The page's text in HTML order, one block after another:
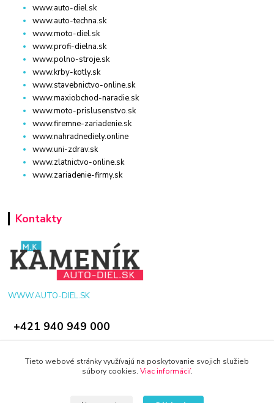
www.auto-diel.sk
www.auto-techna.sk
www.moto-diel.sk
www.profi-dielna.sk
www.polno-stroje.sk
www.krby-kotly.sk
www.stavebnictvo-online.sk
www.maxiobchod-naradie.sk
www.moto-prislusenstvo.sk
www.firemne-zariadenie.sk
www.nahradnediely.online
www.uni-zdrav.sk
www.zlatnictvo-online.sk
www.zariadenie-firmy.sk
Kontakty
WWW.AUTO-DIEL.SK
+421 940 949 000
Tieto webové stránky využívajú na poskytovanie svojich služieb
súbory cookies. Viac informácií.